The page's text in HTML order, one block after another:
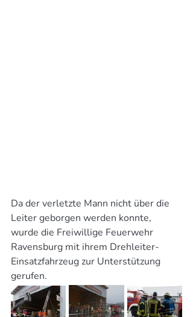
Da der verletzte Mann nicht über die
Leiter geborgen werden konnte,
wurde die Freiwillige Feuerwehr
Ravensburg mit ihrem Drehleiter-
Einsatzfahrzeug zur Unterstützung
gerufen.